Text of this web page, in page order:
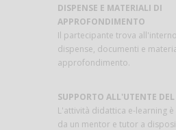
DISPENSE E MATERIALI DI
APPROFONDIMENTO
Il partecipante trova
dispense, documenti e
approfondimento.
SUPPORTO ALL'UTENTE DEL
L'attività didattica e-learning
da un mentor e tutor a